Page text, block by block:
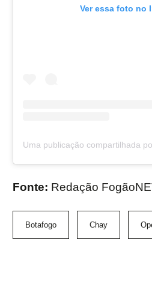
Ver essa foto no
Fonte: Redação
Botafogo Chay